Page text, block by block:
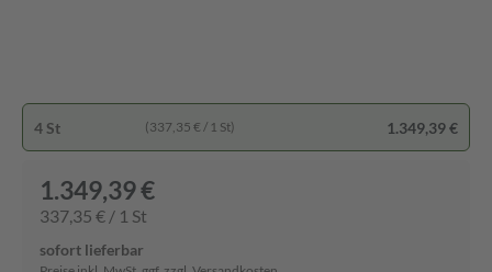
4 St (337,35 € / 1 St) 1.349,39 €
1.349,39 €
337,35 € / 1 St
sofort lieferbar